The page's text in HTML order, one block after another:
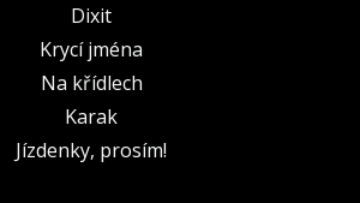
Dixit
Krycí jména
Na křídlech
Karak
Jízdenky, prosím!